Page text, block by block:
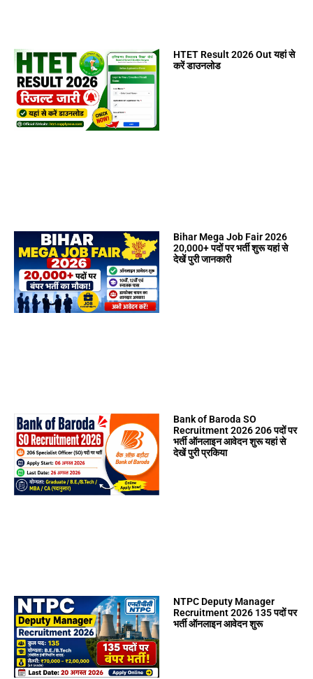
HTET Result 2026 Out यहां से
करें डाउनलोड
Bihar Mega Job Fair 2026
20,000+ पदों पर भर्ती शुरू यहां से
देखें पुरी जानकारी
Bank of Baroda SO
Recruitment 2026 206 पदों पर
भर्ती ऑनलाइन आवेदन शुरू यहां से
देखें पुरी प्रकिया
NTPC Deputy Manager
Recruitment 2026 135 पदों पर
भर्ती ऑनलाइन आवेदन शुरू